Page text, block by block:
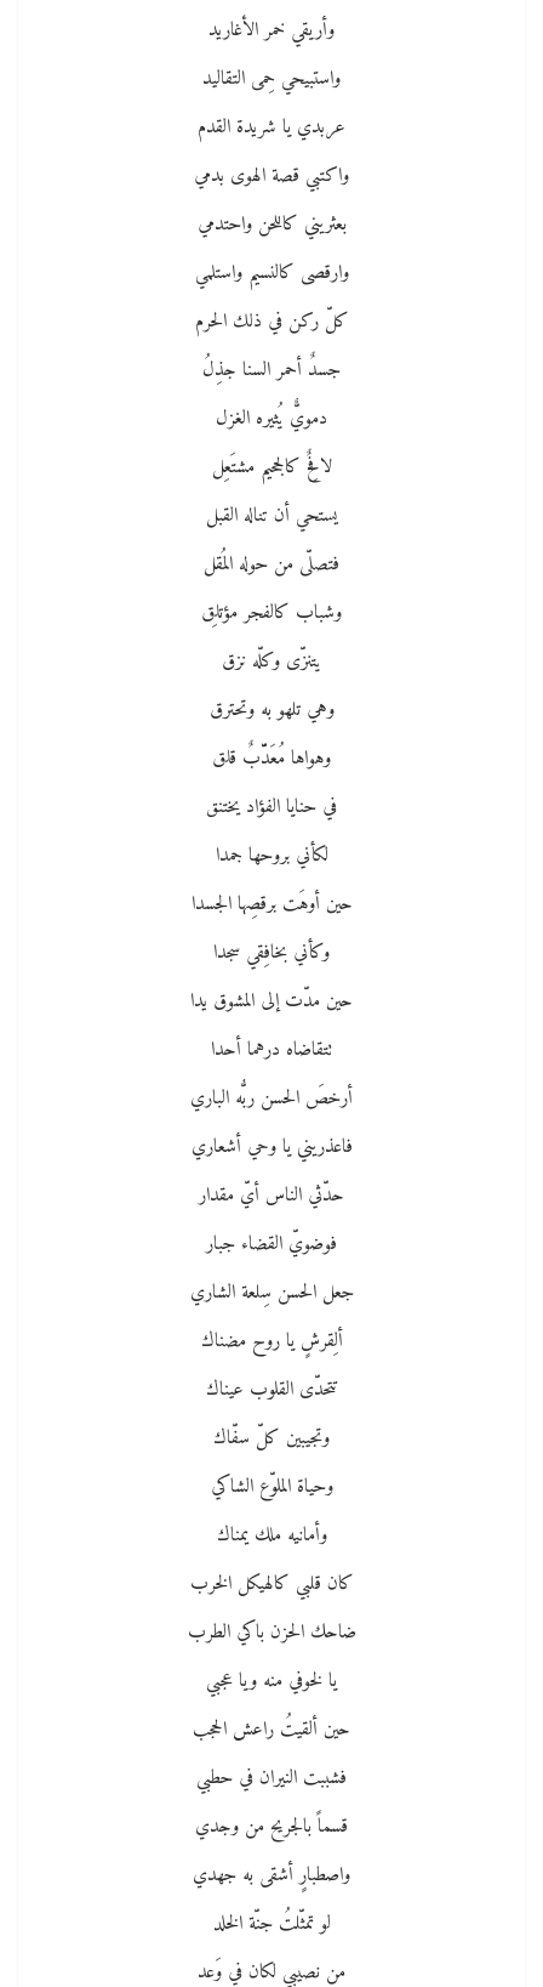
وأريقي خمر الأغاريد
واستبيحي حِمى التقاليد
عربدي يا شريدة القدم
واكتبي قصة الهوى بدمي
بعثريني كاللحن واحتدمي
وارقصى كالنسيم واستلمي
كلّ ركن في ذلك الحرم
جسدٌ أحمر السنا جذِلُ
دمويٌّ يُثيره الغزل
لافِحٌ كالجحيم مشتَعِل
يستحي أن تناله القبل
فتصلّى من حوله المُقل
وشباب كالفجر مؤتلِق
يتنزّى وكلّه نزق
وهي تلهو به وتحترق
وهواها مُعَدّّبٌ قلق
في حنايا الفؤاد يختنق
لكأني بروحها جمدا
حين أوهَت برقصِها الجسدا
وكأني بخافِقي سجدا
حين مدّت إلى المشوق يدا
تتقاضاه درهما أحدا
أرخصَ الحسن ربُّه الباري
فاعذريني يا وحي أشعاري
حدّثي الناس أيّ مقدار
فوضويّ القضاء جبار
جعل الحسن سِلعة الشاري
ألِقرشٍ يا روح مضناك
تتحدّى القلوب عيناك
وتجيبين كلّ سفّاك
وحياة الملوّع الشاكي
وأمانيه ملك يمناك
كان قلبي كالهيكل الخرب
ضاحك الحزن باكي الطرب
يا لخوفي منه ويا عجبي
حين ألقيتُ راعش الحجب
فشببت النيران في حطبي
قسماً بالجريح من وجدي
واصطبارٍ أشقى به جهدي
لو تمثّلتُ جنّة الخلد
من نصيبي لكان في وَعد